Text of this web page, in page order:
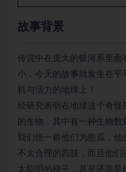
故事背景
传说中在庞大的银河系里面
小，今天的故事就发生在平
机与活力的地球上！
经研究表明在地球这个奇怪
的生物，其中有一种生物数
我们统一称他们为憨瓜，他
不太合理的四肢，而且他
太聪明的样子，甚至还总